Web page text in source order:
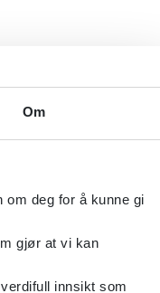
Om
om deg for å kunne gi
gjør at vi kan
innsikt som